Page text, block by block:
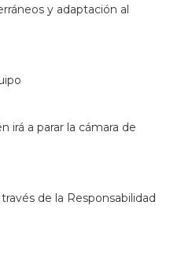
y adaptación al
irá a parar la cámara de
de la Responsabilidad